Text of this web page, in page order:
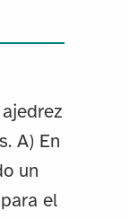
A) En
un
el